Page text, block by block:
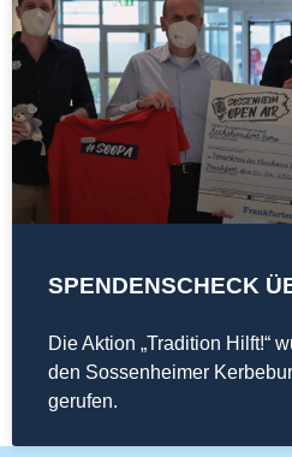
SPENDENSCHECK
Die Aktion „Tradition Hilft!“
den Sossenheimer
gerufen.